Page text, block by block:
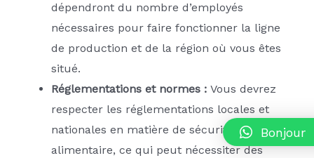
dépendront du nombre d’employés
nécessaires pour faire fonctionner la ligne
de production et de la région où vous êtes
situé.
Réglementations et normes : Vous devrez
respecter les réglementations locales et
nationales en matière de sécurité
alimentaire, ce qui peut nécessiter des
Bonjour